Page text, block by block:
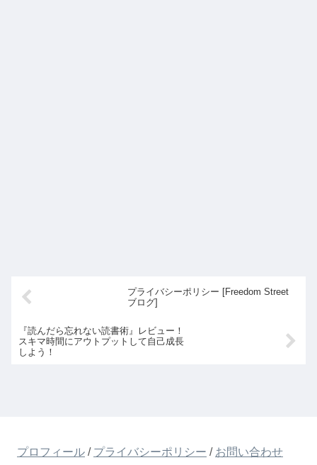
プライバシーポリシー [Freedom Street
ブログ]
『読んだら忘れない読書術』レビュー！
スキマ時間にアウトプットして自己成長
しよう！
プロフィール / プライバシーポリシー / お問い合わせ